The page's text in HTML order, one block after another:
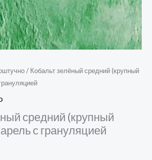
/ Кобальт зелёный средний (крупный
средний (крупный
с грануляцией